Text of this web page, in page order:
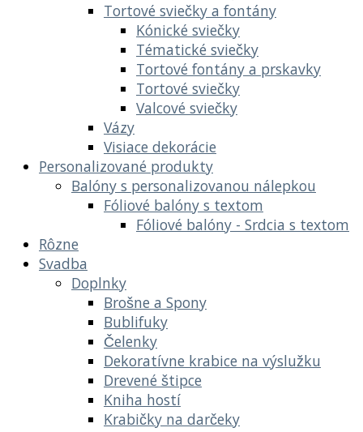
Tortové sviečky a fontány
Kónické sviečky
Tématické sviečky
Tortové fontány a prskavky
Tortové sviečky
Valcové sviečky
Vázy
Visiace dekorácie
Personalizované produkty
Balóny s personalizovanou nálepkou
Fóliové balóny s textom
Fóliové balóny - Srdcia s textom
Rôzne
Svadba
Doplnky
Brošne a Spony
Bublifuky
Čelenky
Dekoratívne krabice na výslužku
Drevené štipce
Kniha hostí
Krabičky na darčeky